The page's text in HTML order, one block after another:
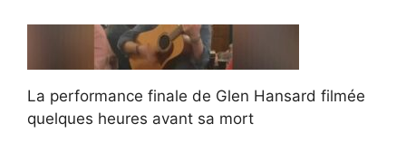
La performance finale de Glen Hansard filmée
quelques heures avant sa mort